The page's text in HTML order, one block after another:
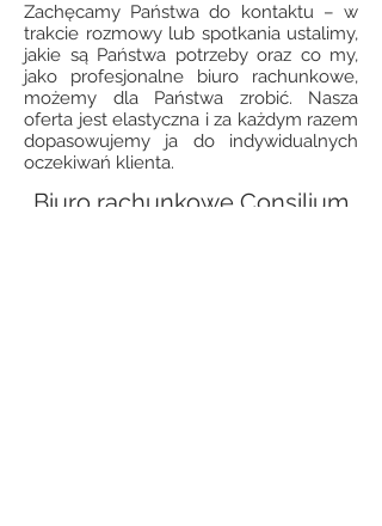
Zachęcamy Państwa do kontaktu – w
trakcie rozmowy lub spotkania ustalimy,
jakie są Państwa potrzeby oraz co my,
jako profesjonalne biuro rachunkowe,
możemy dla Państwa zrobić. Nasza
oferta jest elastyczna i za każdym razem
dopasowujemy ja do indywidualnych
oczekiwań klienta.
Biuro rachunkowe Consilium